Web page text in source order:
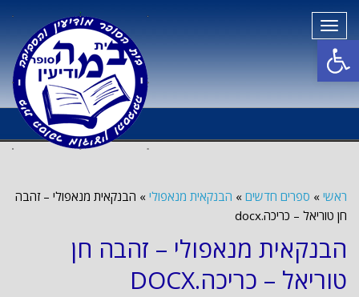
פתח סרגל נגישות
תפריט
ראשי » ספרים חדשים » הבנקאית מנאפולי » הבנקאית מנאפולי – זהבה
חן טוריאל – כריכה.docx
הבנקאית מנאפולי – זהבה חן
טוריאל – כריכה.DOCX